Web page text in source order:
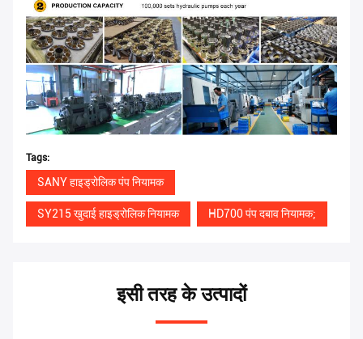
Tags:
SANY हाइड्रोलिक पंप नियामक
SY215 खुदाई हाइड्रोलिक नियामक HD700 पंप दबाव नियामक;
इसी तरह के उत्पादों